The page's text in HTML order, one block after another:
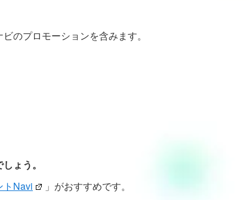
のプロモーションを含みます。
ょう。
トNavi
」がおすすめです。